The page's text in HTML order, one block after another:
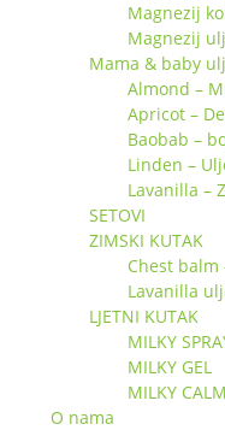
Magnezij
Magnezij
Mama & baby
Almond –
Apricot –
Baobab –
Linden –
Lavanilla –
SETOVI
ZIMSKI KUTAK
Chest balm
Lavanilla
LJETNI KUTAK
MILKY
MILKY GEL
MILKY
O nama